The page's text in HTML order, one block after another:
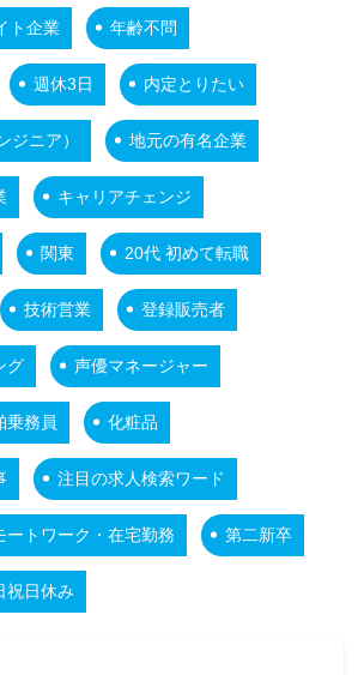
ト企業 年齢不問
週休3日 内定とりたい
ジニア） 地元の有名企業
キャリアチェンジ
関東 20代 初めて転職
技術営業 登録販売者
グ 声優マネージャー
乗務員 化粧品
注目の求人検索ワード
ートワーク・在宅勤務 第二新卒
祝日休み